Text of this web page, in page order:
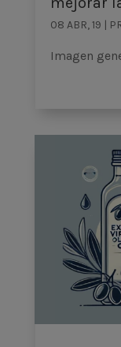
08 ABR, 19 |
Imagen